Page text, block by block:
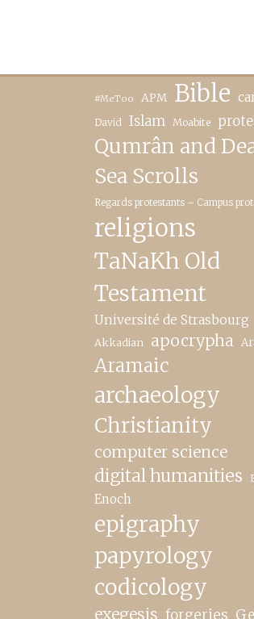
#MeToo APM Bible
David Islam Moabite
Qumrân and
Sea Scrolls
Regards protestants – Campus
religions
TaNaKh Old
Testament
Université de Strasbourg
Akkadian apocrypha
Aramaic
archaeology
Christianity
computer science
digital humanities
Enoch
epigraphy
papyrology
codicology
exegesis forgeries